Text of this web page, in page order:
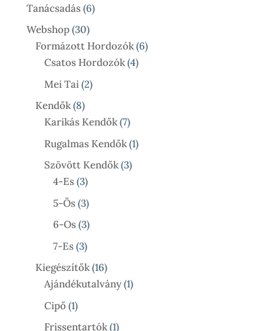
Tanácsadás 66
Webshop 3030
Termék
Formázott Hordozók 66
Csatos Hordozók 44
Mei Tai 22
Kendők 88
Termék
Karikás Kendők 77
Termék
Rugalmas Kendők 11
Szövött Kendők 33
4-Es 33
Termék
5-Ös 33
Termék
6-Os 33
Termék
7-Es 33
Termék
Kiegészítők 1616
Termék
Ajándékutalvány 11
Cipő 11
Termék
Frissentartók 11